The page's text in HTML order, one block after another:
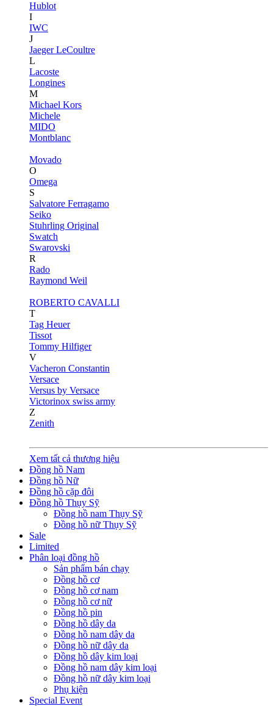
Hublot
I
IWC
J
Jaeger LeCoultre
L
Lacoste
Longines
M
Michael Kors
Michele
MIDO
Montblanc
Movado
O
Omega
S
Salvatore Ferragamo
Seiko
Stuhrling Original
Swatch
Swarovski
R
Rado
Raymond Weil
ROBERTO CAVALLI
T
Tag Heuer
Tissot
Tommy Hilfiger
V
Vacheron Constantin
Versace
Versus by Versace
Victorinox swiss army
Z
Zenith
Xem tất cả thương hiệu
Đồng hồ Nam
Đồng hồ Nữ
Đồng hồ cặp đôi
Đồng hồ Thụy Sỹ
Đồng hồ nam Thụy Sỹ
Đồng hồ nữ Thụy Sỹ
Sale
Limited
Phân loại đồng hồ
Sản phẩm bán chạy
Đồng hồ cơ
Đồng hồ cơ nam
Đồng hồ cơ nữ
Đồng hồ pin
Đồng hồ dây da
Đồng hồ nam dây da
Đồng hồ nữ dây da
Đồng hồ dây kim loại
Đồng hồ nam dây kim loại
Đồng hồ nữ dây kim loại
Phụ kiện
Special Event